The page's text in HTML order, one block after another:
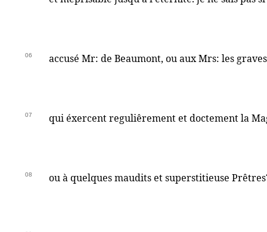
06 accusé Mr: de Beaumont, ou aux Mrs: les
07 qui éxercent reguliêrement et doctement la
08 ou à quelques maudits et superstitieuse